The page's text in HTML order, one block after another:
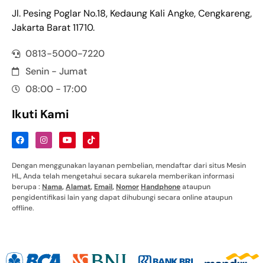
Jl. Pesing Poglar No.18, Kedaung Kali Angke, Cengkareng,
Jakarta Barat 11710.
0813-5000-7220
Senin - Jumat
08:00 - 17:00
Ikuti Kami
Dengan menggunakan layanan pembelian, mendaftar dari situs Mesin
HL, Anda telah mengetahui secara sukarela memberikan informasi
berupa : Nama,Alamat,Email,NomorHandphoneataupun
pengidentifikasi lain yang dapat dihubungi secara online ataupun
offline.